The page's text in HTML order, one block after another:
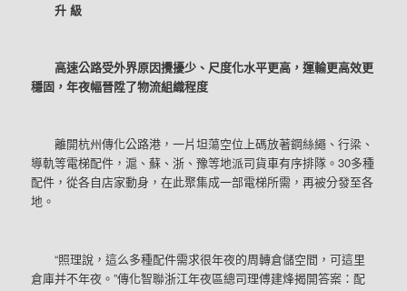
升 級
高速公路受外界原因攪擾少、尺度化水平更高，運輸更高效更
穩固，年夜幅晉陞了物流組織程度
離開杭州傳化公路港，一片坦蕩空位上碼放著鋼絲繩、行梁、
導軌等電梯配件，滬、蘇、浙、豫等地派司貨車有序排隊。30多種
配件，從各自店家動身，在此聚集成一部電梯所需，再被分發至各
地。
“照理說，這么多種配件需求很年夜的周轉倉儲空間，可這里
倉庫并不年夜。”傳化智聯浙江年夜區總司理傅建烽揭開答案：配